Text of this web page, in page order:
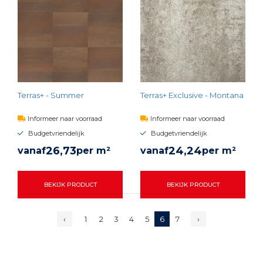
Terras+ - Summer
Informeer naar voorraad
Budgetvriendelijk
vanaf26,73per m²
BEKIJK PRODUCT
Terras+ Exclusive - Montana
Informeer naar voorraad
Budgetvriendelijk
vanaf24,24per m²
BEKIJK PRODUCT
‹ 1 2 3 4 5 6 7 ›